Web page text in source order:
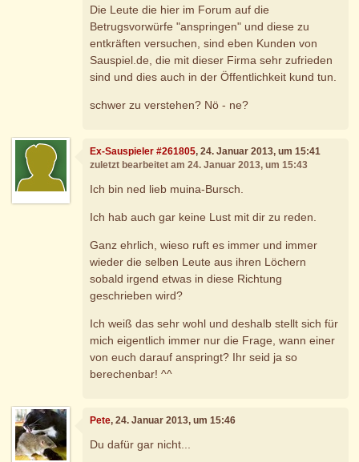
Die Leute die hier im Forum auf die
Betrugsvorwürfe "anspringen" und diese zu
entkräften versuchen, sind eben Kunden von
Sauspiel.de, die mit dieser Firma sehr zufrieden
sind und dies auch in der Öffentlichkeit kund tun.
schwer zu verstehen? Nö - ne?
Ex-Sauspieler #261805, 24. Januar 2013, um 15:41
zuletzt bearbeitet am 24. Januar 2013, um 15:43
Ich bin ned lieb muina-Bursch.
Ich hab auch gar keine Lust mit dir zu reden.
Ganz ehrlich, wieso ruft es immer und immer
wieder die selben Leute aus ihren Löchern
sobald irgend etwas in diese Richtung
geschrieben wird?
Ich weiß das sehr wohl und deshalb stellt sich für
mich eigentlich immer nur die Frage, wann einer
von euch darauf anspringt? Ihr seid ja so
berechenbar! ^^
Pete, 24. Januar 2013, um 15:46
Du dafür gar nicht...